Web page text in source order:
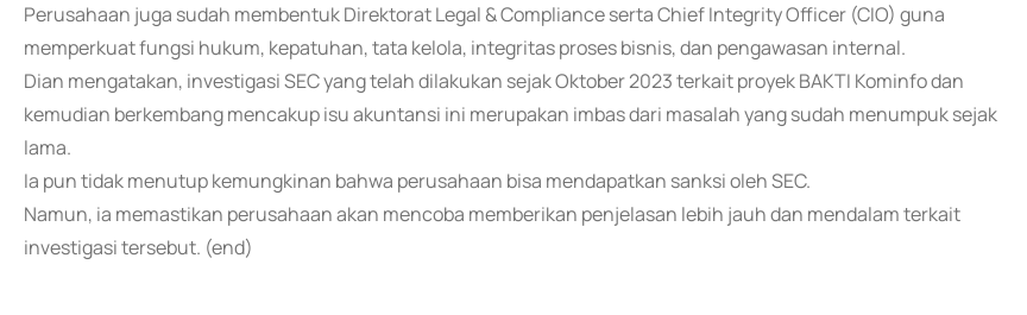
Perusahaan juga sudah membentuk Direktorat Legal & Compliance serta Chief Integrity Officer (CIO) guna
memperkuat fungsi hukum, kepatuhan, tata kelola, integritas proses bisnis, dan pengawasan internal.
Dian mengatakan, investigasi SEC yang telah dilakukan sejak Oktober 2023 terkait proyek BAKTI Kominfo dan
kemudian berkembang mencakup isu akuntansi ini merupakan imbas dari masalah yang sudah menumpuk sejak
lama.
Ia pun tidak menutup kemungkinan bahwa perusahaan bisa mendapatkan sanksi oleh SEC.
Namun, ia memastikan perusahaan akan mencoba memberikan penjelasan lebih jauh dan mendalam terkait
investigasi tersebut. (end)